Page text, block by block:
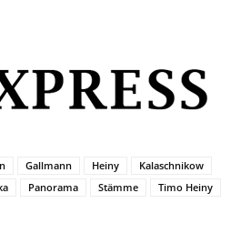
Gallmann Heiny
Kalaschnikow
Panorama Stämme
Timo Heiny